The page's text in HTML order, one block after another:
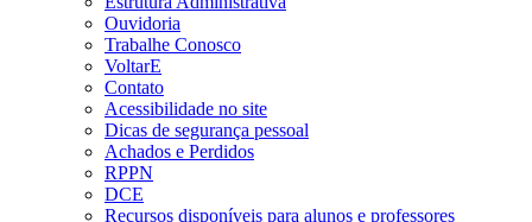
Ouvidoria
Trabalhe Conosco
VoltarE
Contato
Acessibilidade no site
Dicas de segurança pessoal
Achados e Perdidos
RPPN
DCE
Recursos disponíveis para alunos e professores